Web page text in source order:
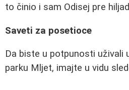
to činio i sam Odisej pre
Saveti za posetioce
Da biste u potpunosti uživali
parku Mljet, imajte u vidu